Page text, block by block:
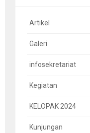
Artikel
Galeri
infosekretariat
Kegiatan
KELOPAK 2024
Kunjungan